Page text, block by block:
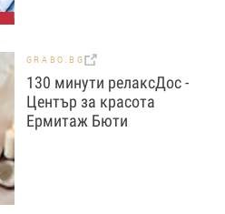
GRABO.BG
130 минути релаксДос -
Център за красота
Ермитаж Бюти